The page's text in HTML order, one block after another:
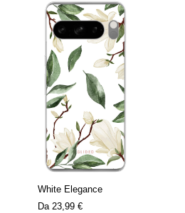
White Elegance
Da 23,99 €